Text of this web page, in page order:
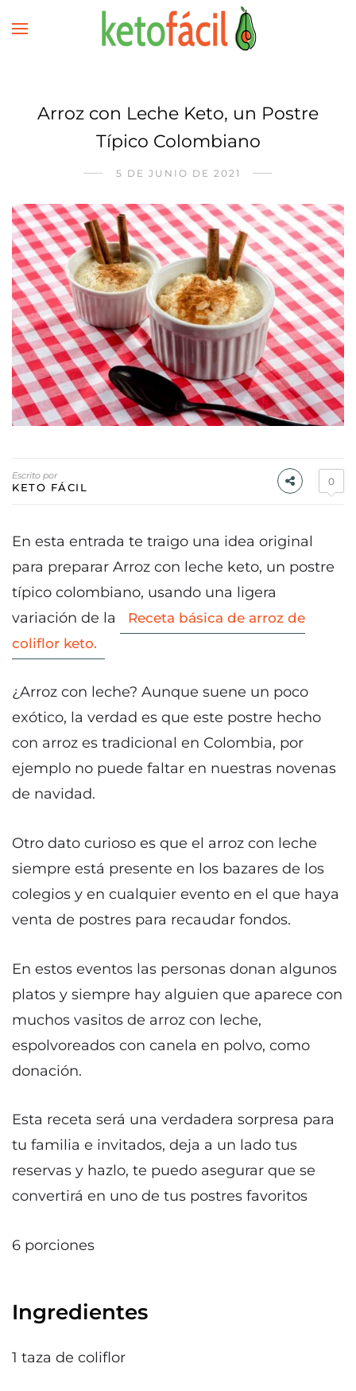
Arroz con Leche Keto, un Postre
Típico Colombiano
5 DE JUNIO DE 2021
Escrito por
KETO FÁCIL 0
En esta entrada te traigo una idea original
para preparar Arroz con leche keto, un postre
típico colombiano, usando una ligera
variación de la
Receta básica de arroz de
coliflor keto.
¿Arroz con leche? Aunque suene un poco
exótico, la verdad es que este postre hecho
con arroz es tradicional en Colombia, por
ejemplo no puede faltar en nuestras novenas
de navidad.
Otro dato curioso es que el arroz con leche
siempre está presente en los bazares de los
colegios y en cualquier evento en el que haya
venta de postres para recaudar fondos.
En estos eventos las personas donan algunos
platos y siempre hay alguien que aparece con
muchos vasitos de arroz con leche,
espolvoreados con canela en polvo, como
donación.
Esta receta será una verdadera sorpresa para
tu familia e invitados, deja a un lado tus
reservas y hazlo, te puedo asegurar que se
convertirá en uno de tus postres favoritos
6 porciones
Ingredientes
1 taza de coliflor